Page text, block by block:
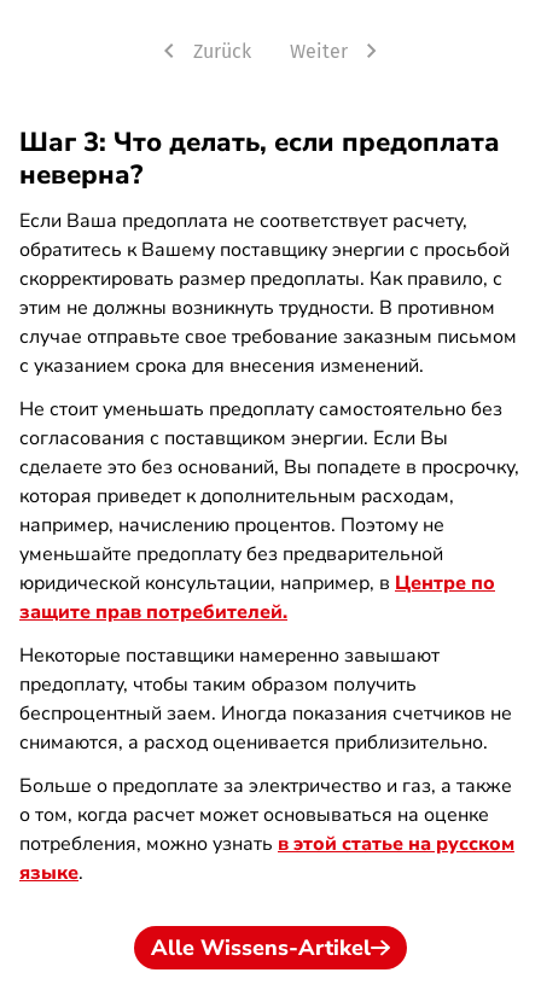
Шаг 3: Что делать, если предоплата
неверна?
Если Ваша предоплата не соответствует расчету,
обратитесь к Вашему поставщику энергии с просьбой
скорректировать размер предоплаты. Как правило, с
этим не должны возникнуть трудности. В противном
случае отправьте свое требование заказным письмом
с указанием срока для внесения изменений.
Не стоит уменьшать предоплату самостоятельно без
согласования с поставщиком энергии. Если Вы
сделаете это без оснований, Вы попадете в просрочку,
которая приведет к дополнительным расходам,
например, начислению процентов. Поэтому не
уменьшайте предоплату без предварительной
юридической консультации, например, в Центре по
защите прав потребителей.
Некоторые поставщики намеренно завышают
предоплату, чтобы таким образом получить
беспроцентный заем. Иногда показания счетчиков не
снимаются, а расход оценивается приблизительно.
Больше о предоплате за электричество и газ, а также
о том, когда расчет может основываться на оценке
потребления, можно узнать в этой статье на русском
языке.
Alle Wissens-Artikel